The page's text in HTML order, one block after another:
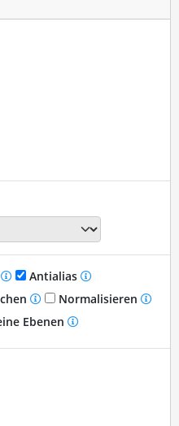
Antialias
Normalisieren
Ebenen